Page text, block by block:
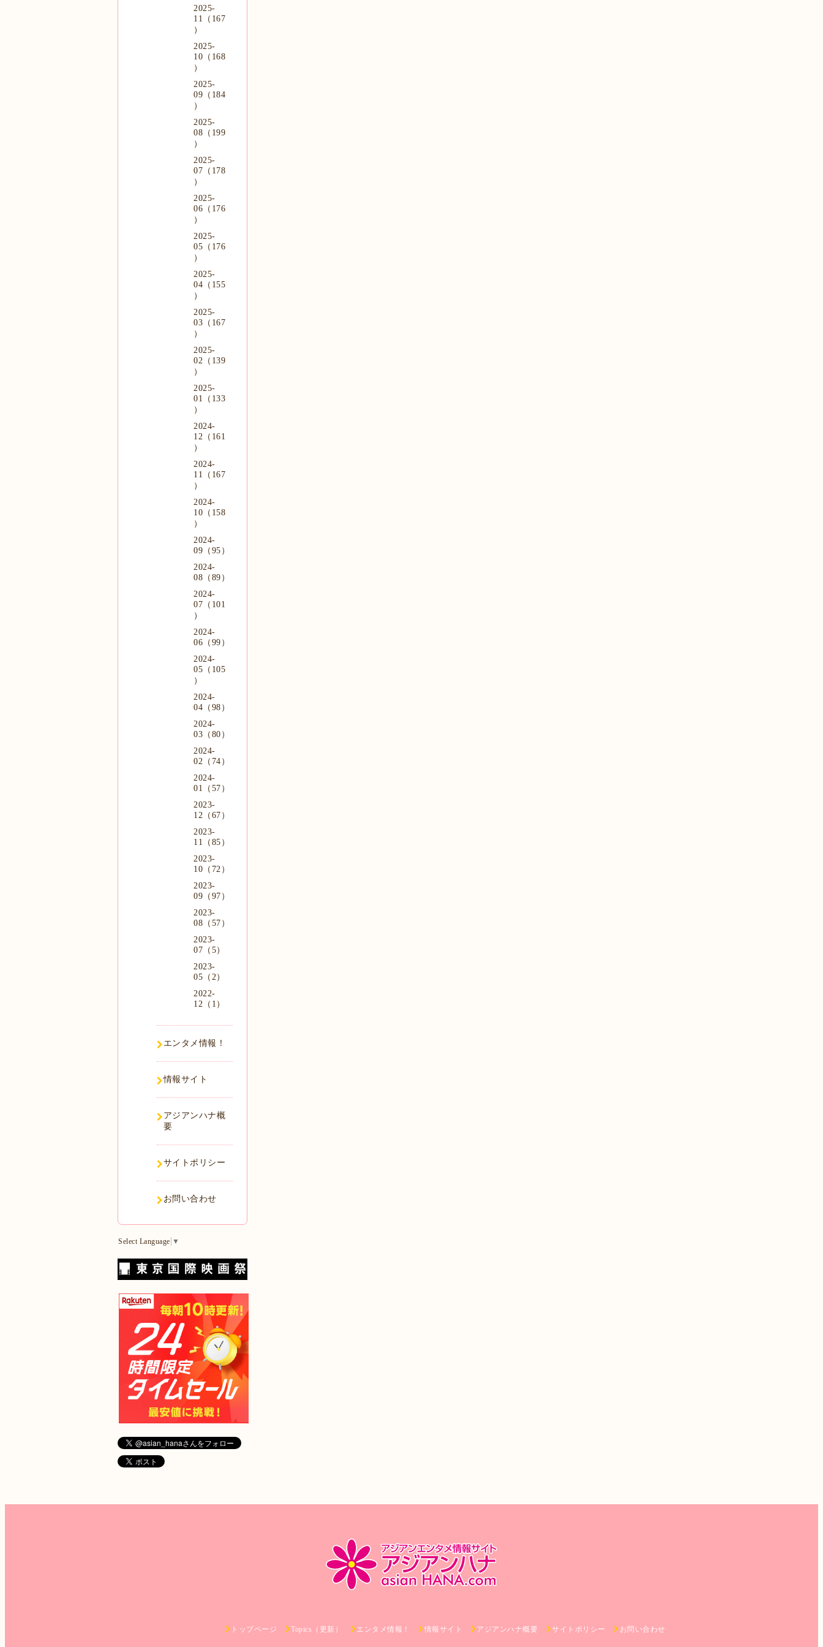
2025-
11（167
）
2025-
10（168
）
2025-
09（184
）
2025-
08（199
）
2025-
07（178
）
2025-
06（176
）
2025-
05（176
）
2025-
04（155
）
2025-
03（167
）
2025-
02（139
）
2025-
01（133
）
2024-
12（161
）
2024-
11（167
）
2024-
10（158
）
2024-
09（95）
2024-
08（89）
2024-
07（101
）
2024-
06（99）
2024-
05（105
）
2024-
04（98）
2024-
03（80）
2024-
02（74）
2024-
01（57）
2023-
12（67）
2023-
11（85）
2023-
10（72）
2023-
09（97）
2023-
08（57）
2023-
07（5）
2023-
05（2）
2022-
12（1）
エンタメ情報！
情報サイト
アジアンハナ概
要
サイトポリシー
お問い合わせ
Select Language ▼
トップページ Topics（更新） エンタメ情報！ 情報サイト アジアンハナ概要 サイトポリシー お問い合わせ